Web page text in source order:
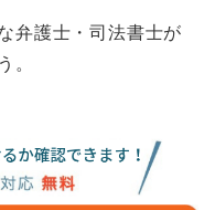
弁護士・司法書士が
。